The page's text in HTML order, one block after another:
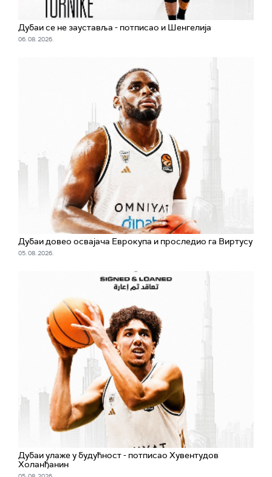
Дубаи се не зауставља - потписао и Шенгелија
06. 08. 2026.
Дубаи довео освајача Еврокупа и проследио га Виртусу
05. 08. 2026.
Дубаи улаже у будућност - потписао Хувентудов
Холанђанин